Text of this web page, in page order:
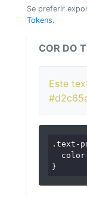
Se preferir
Tokens.
COR DO
Este
.text-
color
}